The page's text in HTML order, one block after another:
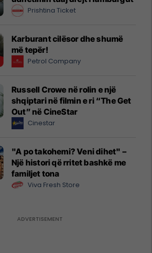
Prishtina Ticket
Karburant cilësor dhe shumë
më tepër!
Petrol Company
Russell Crowe në rolin e një
shqiptari në filmin e ri “The Get
Out” në CineStar
Cinestar
"A po takohemi? Veni dihet" –
Një histori që rritet bashkë me
familjet tona
Viva Fresh Store